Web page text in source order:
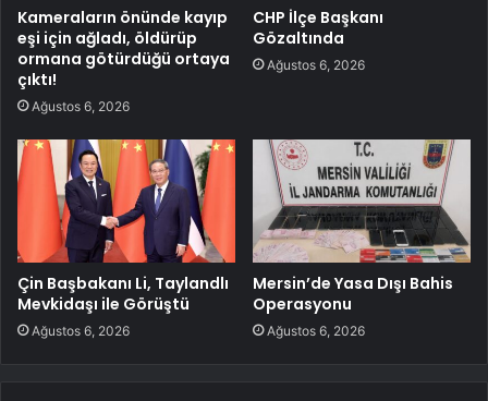
Kameraların önünde kayıp
eşi için ağladı, öldürüp
ormana götürdüğü ortaya
çıktı!
Ağustos 6, 2026
CHP İlçe Başkanı
Gözaltında
Ağustos 6, 2026
Çin Başbakanı Li, Taylandlı
Mevkidaşı ile Görüştü
Ağustos 6, 2026
Mersin’de Yasa Dışı Bahis
Operasyonu
Ağustos 6, 2026